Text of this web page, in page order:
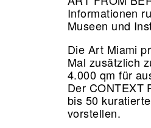
Informationen
Museen und
Die Art Miami
Mal zusätzlich
4.000 qm für
Der CONTEXT
bis 50
vorstellen.